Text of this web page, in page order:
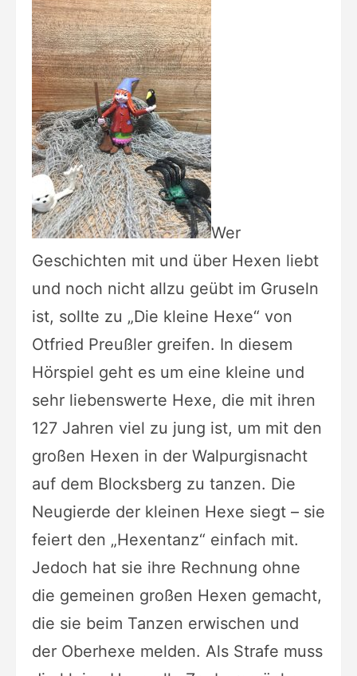
Wer
Geschichten mit und über Hexen liebt
und noch nicht allzu geübt im Gruseln
ist, sollte zu „Die kleine Hexe“ von
Otfried Preußler greifen. In diesem
Hörspiel geht es um eine kleine und
sehr liebenswerte Hexe, die mit ihren
127 Jahren viel zu jung ist, um mit den
großen Hexen in der Walpurgisnacht
auf dem Blocksberg zu tanzen. Die
Neugierde der kleinen Hexe siegt – sie
feiert den „Hexentanz“ einfach mit.
Jedoch hat sie ihre Rechnung ohne
die gemeinen großen Hexen gemacht,
die sie beim Tanzen erwischen und
der Oberhexe melden. Als Strafe muss